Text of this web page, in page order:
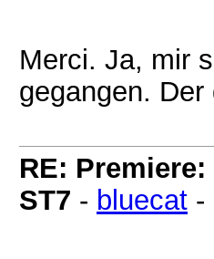
Merci. Ja, mir
gegangen. Der
RE:
ST7 - bluecat -